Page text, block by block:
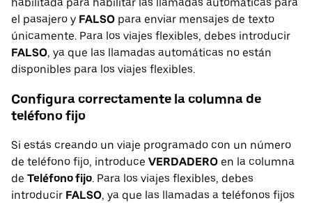
el pasajero y FALSO para enviar mensajes de texto
únicamente. Para los viajes flexibles, debes introducir
FALSO, ya que las llamadas automáticas no están
disponibles para los viajes flexibles.
Configura correctamente la columna de
teléfono fijo
Si estás creando un viaje programado con un número
de teléfono fijo, introduce VERDADERO en la columna
de Teléfono fijo. Para los viajes flexibles, debes
introducir FALSO, ya que las llamadas a teléfonos fijos